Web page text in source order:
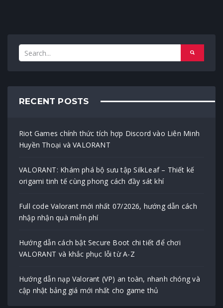
RECENT POSTS
Riot Games chính thức tích hợp Discord vào Liên Minh
Huyền Thoại và VALORANT
VALORANT: Khám phá bộ sưu tập SilkLeaf – Thiết kế
origami tinh tế cùng phong cách đầy sát khí
Full code Valorant mới nhất 07/2026, hướng dẫn cách
nhập nhận quà miễn phí
Hướng dẫn cách bật Secure Boot chi tiết để chơi
VALORANT và khắc phục lỗi từ A-Z
Hướng dẫn nạp Valorant (VP) an toàn, nhanh chóng và
cập nhật bảng giá mới nhất cho game thủ